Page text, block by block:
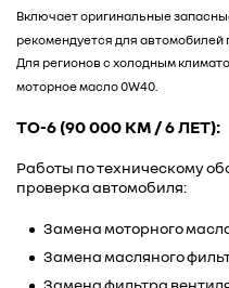
Включает оригинальные
рекомендуется для автомобилей
Для регионов с холодным
моторное масло 0W40.
ТО-6 (90 000 КМ / 6 ЛЕТ):
Работы по техническому
проверка автомобиля:
Замена моторного
Замена масляного
Замена фильтра